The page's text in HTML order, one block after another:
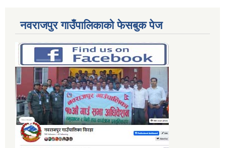
नवराजपुर गाउँपालिकाको फेसबुक पेज